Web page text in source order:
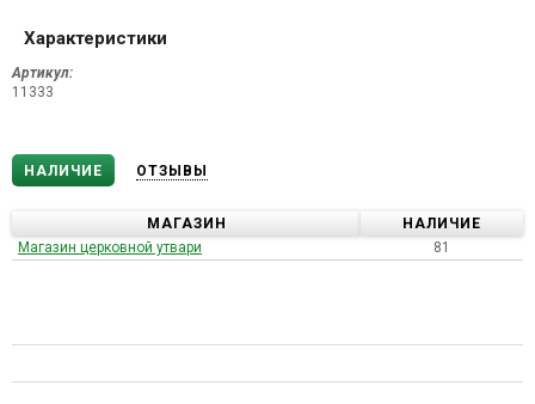
Характеристики
Артикул:
11333
НАЛИЧИЕ ОТЗЫВЫ
МАГАЗИН
НАЛИЧИЕ
Магазин церковной утвари
81